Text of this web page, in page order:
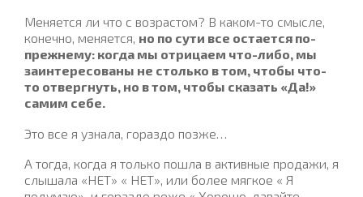
Меняется ли что с возрастом? В каком-то смысле,
конечно, меняется, но по сути все остается по-
прежнему: когда мы отрицаем что-либо, мы
заинтересованы не столько в том, чтобы что-
то отвергнуть, но в том, чтобы сказать «Да!»
самим себе.
Это все я узнала, гораздо позже…
А тогда, когда я только пошла в активные продажи, я
слышала «НЕТ» « НЕТ», или более мягкое « Я